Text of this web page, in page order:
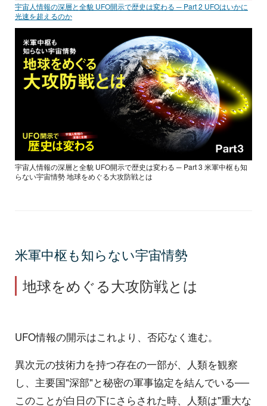
宇宙人情報の深層と全貌 UFO開示で歴史は変わる ─ Part 2 UFOはいかに
光速を超えるのか
宇宙人情報の深層と全貌 UFO開示で歴史は変わる ─ Part 3 米軍中枢も知
らない宇宙情勢 地球をめぐる大攻防戦とは
米軍中枢も知らない宇宙情勢
地球をめぐる大攻防戦とは
UFO情報の開示はこれより、否応なく進む。
異次元の技術力を持つ存在の一部が、人類を観察
し、主要国"深部"と秘密の軍事協定を結んでいる──
このことが白日の下にさらされた時、人類は"重大な